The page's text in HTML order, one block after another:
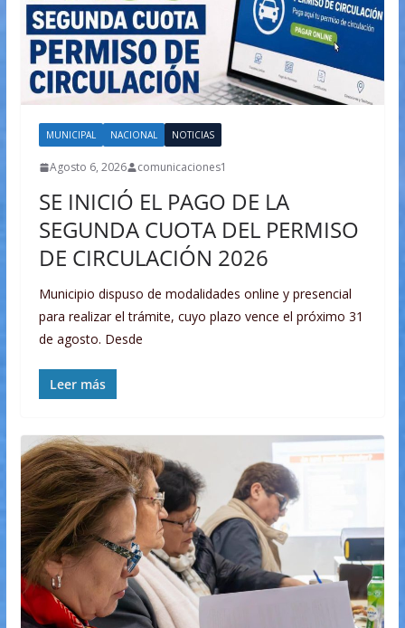
MUNICIPAL NACIONAL NOTICIAS
Agosto 6, 2026 comunicaciones1
SE INICIÓ EL PAGO DE LA
SEGUNDA CUOTA DEL PERMISO
DE CIRCULACIÓN 2026
Municipio dispuso de modalidades online y presencial
para realizar el trámite, cuyo plazo vence el próximo 31
de agosto. Desde
Leer más